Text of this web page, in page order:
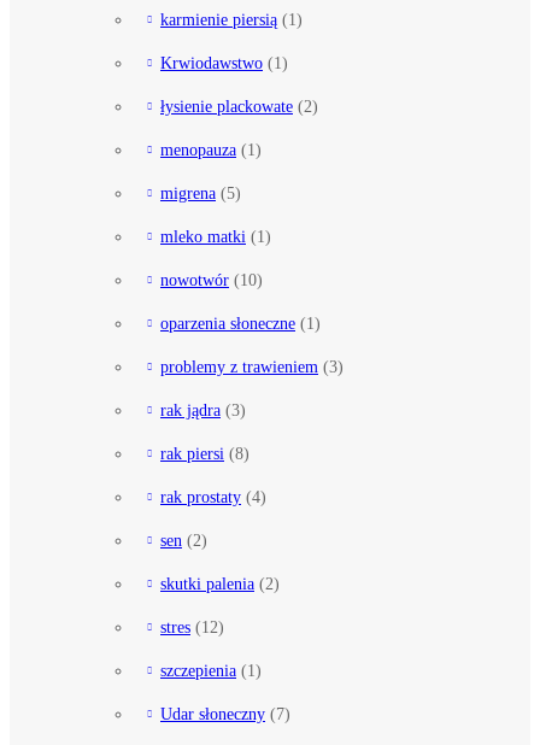
karmienie piersią (1)
Krwiodawstwo (1)
łysienie plackowate (2)
menopauza (1)
migrena (5)
mleko matki (1)
nowotwór (10)
oparzenia słoneczne (1)
problemy z trawieniem (3)
rak jądra (3)
rak piersi (8)
rak prostaty (4)
sen (2)
skutki palenia (2)
stres (12)
szczepienia (1)
Udar słoneczny (7)